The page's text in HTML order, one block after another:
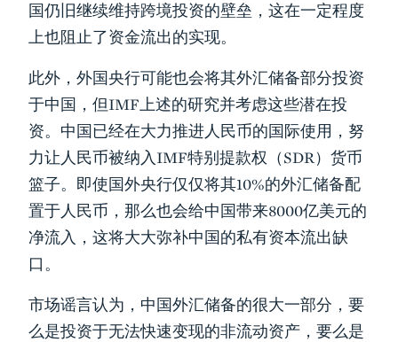
国仍旧继续维持跨境投资的壁垒，这在一定程度
上也阻止了资金流出的实现。
此外，外国央行可能也会将其外汇储备部分投资
于中国，但IMF上述的研究并考虑这些潜在投
资。中国已经在大力推进人民币的国际使用，努
力让人民币被纳入IMF特别提款权（SDR）货币
篮子。即使国外央行仅仅将其10%的外汇储备配
置于人民币，那么也会给中国带来8000亿美元的
净流入，这将大大弥补中国的私有资本流出缺
口。
市场谣言认为，中国外汇储备的很大一部分，要
么是投资于无法快速变现的非流动资产，要么是